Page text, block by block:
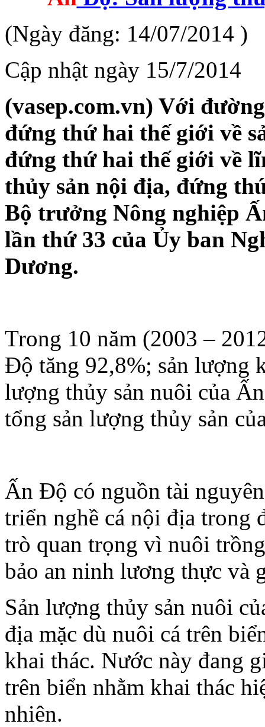
(Ngày đăng: 14/07/2014 )
Cập nhật ngày 15/7/2014
(vasep.com.vn) Với
đứng thứ hai thế giới về
đứng thứ hai thế giới về
thủy sản nội địa, đứng
Bộ trưởng Nông nghiệp
lần thứ 33 của Ủy ban
Dương.
Trong 10 năm (2003 –
Độ tăng 92,8%; sản lượng
lượng thủy sản nuôi của
tổng sản lượng thủy sản
Ấn Độ có nguồn tài
triển nghề cá nội địa trong
trò quan trọng vì nuôi
bảo an ninh lương thực và
Sản lượng thủy sản nuôi
địa mặc dù nuôi cá trên
khai thác. Nước này đang
trên biển nhằm khai thác
nhiên.